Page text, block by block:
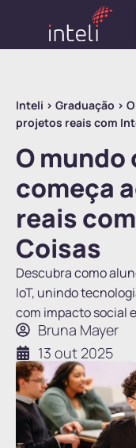
Inteli > Graduação >
projetos reais com
O
começa
reais
Coisas
Descubra como
IoT, unindo
com impacto social
Bruna Mayer
13 out 2025